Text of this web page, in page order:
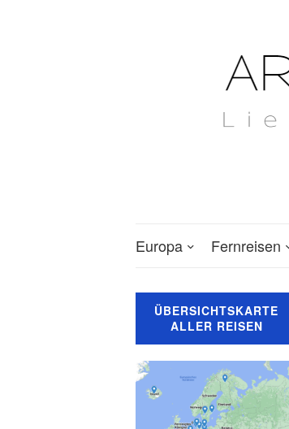
Europa Fernreisen
ÜBERSICHTSKARTE
ALLER REISEN